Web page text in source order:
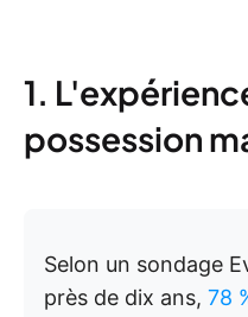
1.
possession
Selon un sondage
près de dix ans, 78